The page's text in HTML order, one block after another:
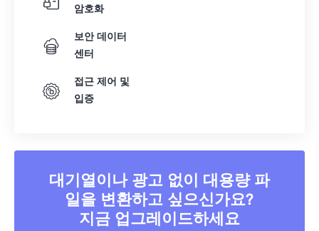
암호화
보안 데이터
센터
접근 제어 및
입증
대기열이나 광고 없이 대용량 파
일을 변환하고 싶으신가요?
지금 업그레이드하세요